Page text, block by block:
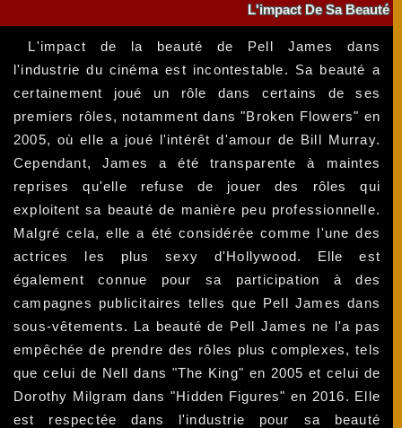
L'impact De Sa Beauté
L'impact de la beauté de Pell James dans
l'industrie du cinéma est incontestable. Sa beauté a
certainement joué un rôle dans certains de ses
premiers rôles, notamment dans "Broken Flowers" en
2005, où elle a joué l'intérêt d'amour de Bill Murray.
Cependant, James a été transparente à maintes
reprises qu'elle refuse de jouer des rôles qui
exploitent sa beauté de manière peu professionnelle.
Malgré cela, elle a été considérée comme l'une des
actrices les plus sexy d'Hollywood. Elle est
également connue pour sa participation à des
campagnes publicitaires telles que Pell James dans
sous-vêtements. La beauté de Pell James ne l'a pas
empêchée de prendre des rôles plus complexes, tels
que celui de Nell dans "The King" en 2005 et celui de
Dorothy Milgram dans "Hidden Figures" en 2016. Elle
est respectée dans l'industrie pour sa beauté